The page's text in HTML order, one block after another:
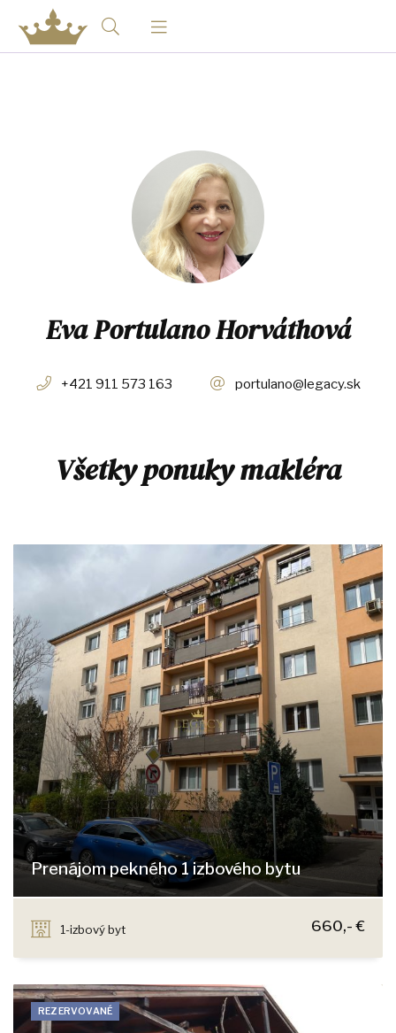
Eva Portulano Horváthová
+421 911 573 163 portulano@legacy.sk
Všetky ponuky makléra
Prenájom pekného 1 izbového bytu
1-izbový byt
660,- €
REZERVOVANÉ